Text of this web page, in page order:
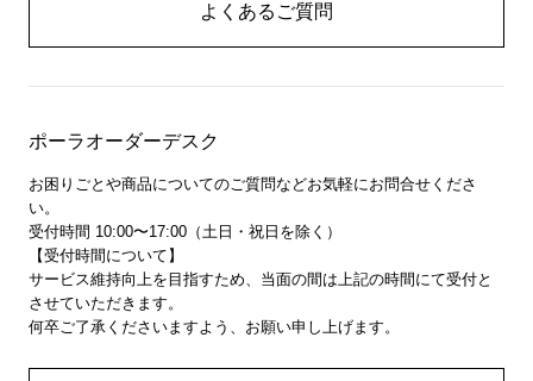
よくあるご質問
ポーラオーダーデスク
お困りごとや商品についてのご質問などお気軽にお問合せくださ
い。
受付時間 10:00〜17:00（土日・祝日を除く）
【受付時間について】
サービス維持向上を目指すため、当面の間は上記の時間にて受付と
させていただきます。
何卒ご了承くださいますよう、お願い申し上げます。